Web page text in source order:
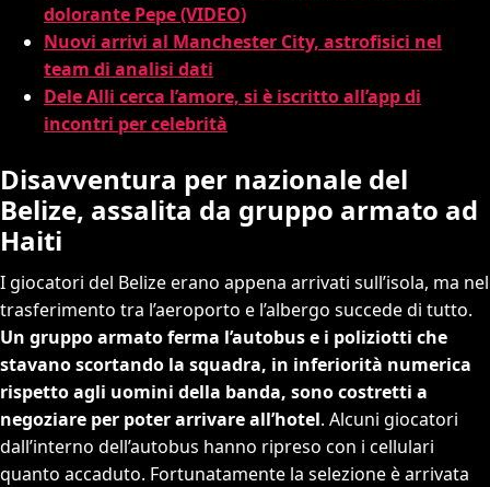
dolorante Pepe (VIDEO)
Nuovi arrivi al Manchester City, astrofisici nel
team di analisi dati
Dele Alli cerca l’amore, si è iscritto all’app di
incontri per celebrità
Disavventura per nazionale del
Belize, assalita da gruppo armato ad
Haiti
I giocatori del Belize erano appena arrivati sull’isola, ma nel
trasferimento tra l’aeroporto e l’albergo succede di tutto.
Un gruppo armato ferma l’autobus e i poliziotti che
stavano scortando la squadra, in inferiorità numerica
rispetto agli uomini della banda, sono costretti a
negoziare per poter arrivare all’hotel. Alcuni giocatori
dall’interno dell’autobus hanno ripreso con i cellulari
quanto accaduto. Fortunatamente la selezione è arrivata